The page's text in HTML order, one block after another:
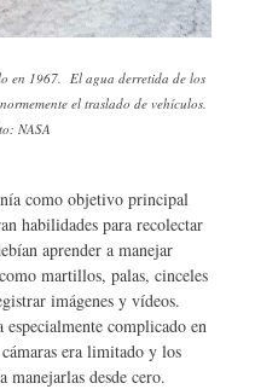
en 1967. El agua derretida de los
el traslado de vehículos.
NASA
como objetivo principal
habilidades para recolectar
aprender a manejar
martillos, palas, cinceles
imágenes y vídeos.
complicado en
era limitado y los
manejarlas desde cero.